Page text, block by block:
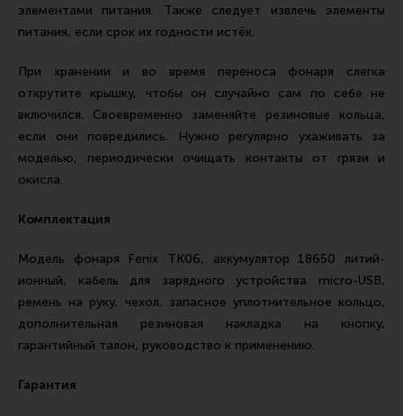
элементами питания. Также следует извлечь элементы
питания, если срок их годности истёк.
При хранении и во время переноса фонаря слегка
открутите крышку, чтобы он случайно сам по себе не
включился. Своевременно заменяйте резиновые кольца,
если они повредились. Нужно регулярно ухаживать за
моделью, периодически очищать контакты от грязи и
окисла.
Комплектация
Модель фонаря Fenix TK06, аккумулятор 18650 литий-
ионный, кабель для зарядного устройства micro-USB,
ремень на руку, чехол, запасное уплотнительное кольцо,
дополнительная резиновая накладка на кнопку,
гарантийный талон, руководство к применению.
Гарантия